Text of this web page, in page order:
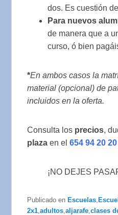
dos. Es cuestión
Para nuevos
de manera que a
curso, ó bien
*En ambos casos la
material (opcional) de
incluidos en la oferta.
Consulta los precios,
plaza en el654 94 20 20
¡NO DEJES
Publicado en Escuelas
2x1 ,adultos ,aljarafe ,clases